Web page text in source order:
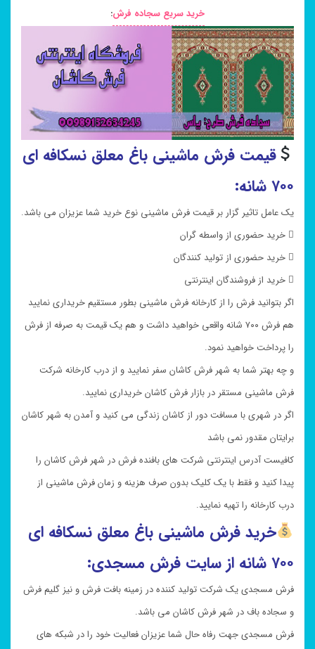
خرید سریع سجاده فرش:
قیمت فرش ماشینی باغ معلق نسکافه ای
۷۰۰ شانه:
یک عامل تاثیر گزار بر قیمت فرش ماشینی نوع خرید شما عزیزان می باشد.
 خرید حضوری از واسطه گران
 خرید حضوری از تولید کنندگان
 خرید از فروشندگان اینترنتی
اگر بتوانید فرش را از کارخانه فرش ماشینی بطور مستقیم خریداری نمایید
هم فرش ۷۰۰ شانه واقعی خواهید داشت و هم یک قیمت به صرفه از فرش
را پرداخت خواهید نمود.
و چه بهتر شما به شهر فرش کاشان سفر نمایید و از درب کارخانه شرکت
فرش ماشینی مستقر در بازار فرش کاشان خریداری نمایید.
اگر در شهری با مسافت دور از کاشان زندگی می کنید و آمدن به شهر کاشان
برایتان مقدور نمی باشد
کافیست آدرس اینترنتی شرکت های بافنده فرش در شهر فرش کاشان را
پیدا کنید و فقط با یک کلیک بدون صرف هزینه و زمان فرش ماشینی از
درب کارخانه را تهیه نمایید.
خرید فرش ماشینی باغ معلق نسکافه ای
۷۰۰ شانه از سایت فرش مسجدی:
فرش مسجدی یک شرکت تولید کننده در زمینه بافت فرش و نیز گلیم فرش
و سجاده باف در شهر فرش کاشان می باشد.
فرش مسجدی جهت رفاه حال شما عزیزان فعالیت خود را در شبکه های